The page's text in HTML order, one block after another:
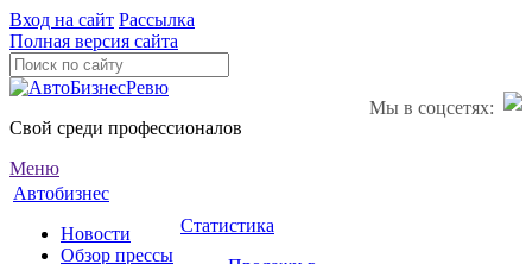
Вход на сайт Рассылка
Полная версия сайта
Мы в соцсетях:
Свой среди профессионалов
Меню
Автобизнес
Новости
Обзор прессы
Статистика